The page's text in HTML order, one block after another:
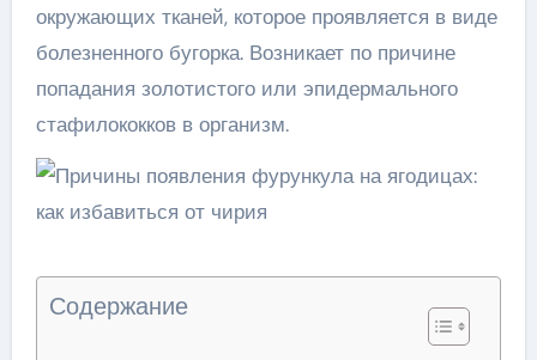
окружающих тканей, которое проявляется в виде
болезненного бугорка. Возникает по причине
попадания золотистого или эпидермального
стафилококков в организм.
Содержание